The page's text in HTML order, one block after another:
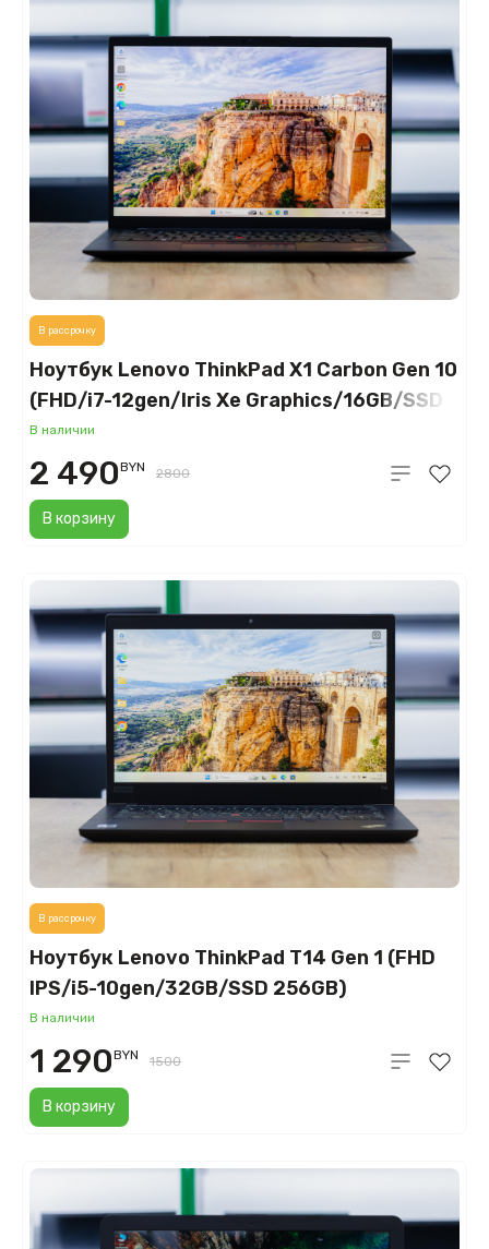
Ноутбук Lenovo ThinkPad X1 Carbon Gen 10
(FHD/i7-12gen/Iris Xe Graphics/16GB/SSD
512GB)
В наличии
В корзину
В рассрочку
2 490BYN 2800
Ноутбук Lenovo ThinkPad T14 Gen 1 (FHD
IPS/i5-10gen/32GB/SSD 256GB)
В наличии
В корзину
В рассрочку
1 290BYN 1500